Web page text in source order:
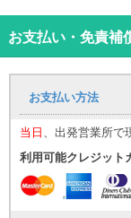
■送迎運行時間
９：３０～１７：３
到着時間に応じて、
す。
空港への送りは１
下さい。
■乗車場所
那覇空港「１４番レ
お支払い・免責補
お支払い方法
当日、出発営業所で
利用可能クレジット